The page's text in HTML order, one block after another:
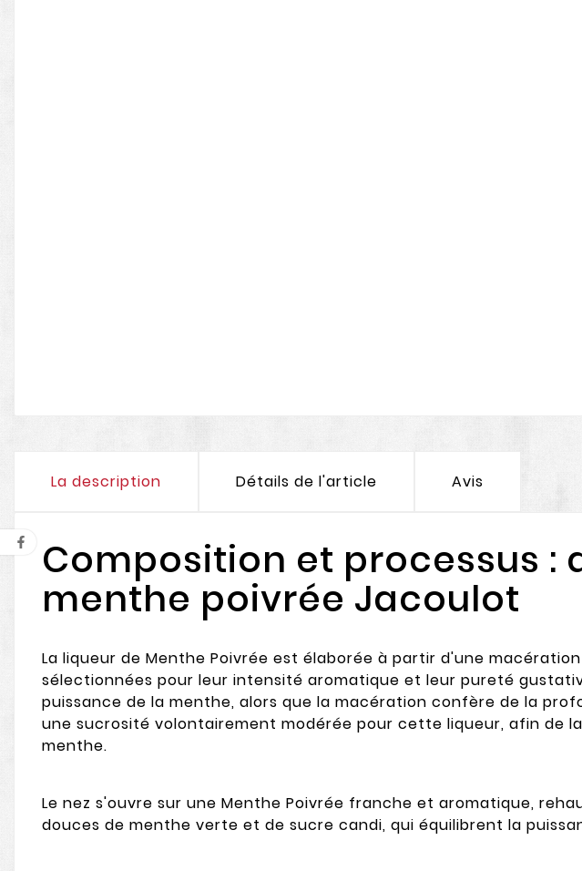
La description Détails de l'article Avis
Composition et processus
menthe poivrée Jacoulot
La liqueur de Menthe Poivrée est élaborée à partir d'une
sélectionnées pour leur intensité aromatique et leur pureté
puissance de la menthe, alors que la macération confère de la
une sucrosité volontairement modérée pour cette liqueur, afin de
menthe.
Le nez s'ouvre sur une Menthe Poivrée franche et aromatique,
douces de menthe verte et de sucre candi, qui équilibrent la